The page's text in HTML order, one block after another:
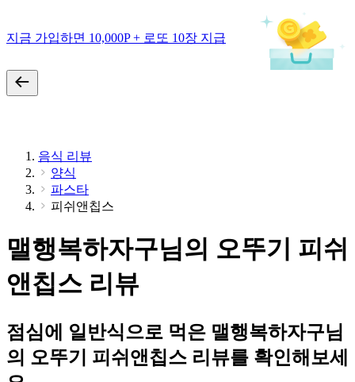
지금 가입하면 10,000P + 로또 10장 지급
음식 리뷰
양식
파스타
피쉬앤칩스
맬행복하자구님의 오뚜기 피쉬
앤칩스 리뷰
점심에 일반식으로 먹은 맬행복하자구님
의 오뚜기 피쉬앤칩스 리뷰를 확인해보세